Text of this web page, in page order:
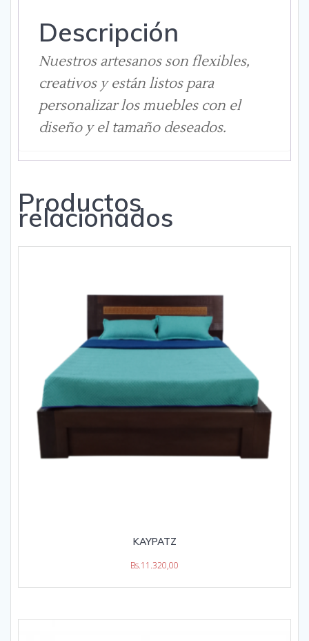
Descripción
Nuestros artesanos son flexibles,
creativos y están listos para
personalizar los muebles con el
diseño y el tamaño deseados.
Productos
relacionados
KAYPATZ
Bs.11.320,00